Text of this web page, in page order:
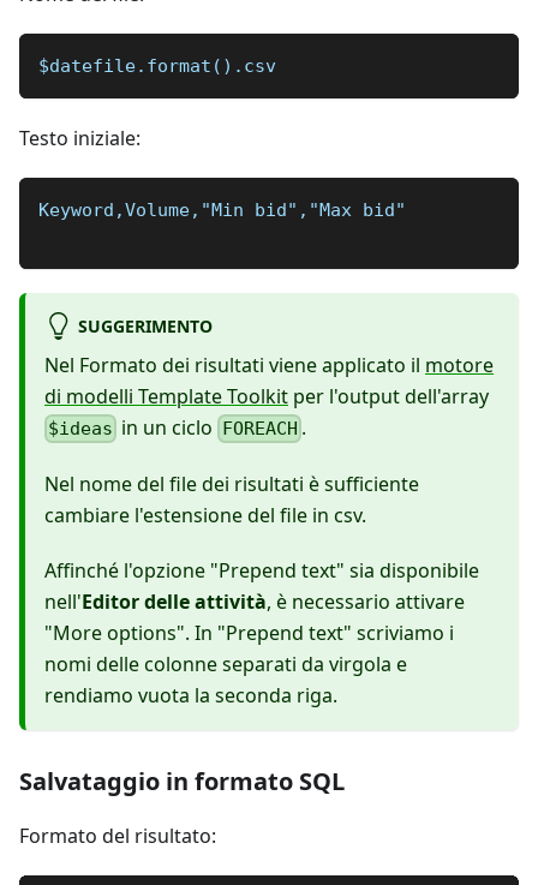
$datefile.format().csv
Testo iniziale:
Keyword,Volume,"Min bid","Max bid"
SUGGERIMENTO
Nel Formato dei risultati viene applicato il motore
di modelli Template Toolkit per l'output dell'array
$ideas in un ciclo FOREACH .
Nel nome del file dei risultati è sufficiente
cambiare l'estensione del file in csv.
Affinché l'opzione "Prepend text" sia disponibile
nell'Editor delle attività, è necessario attivare
"More options". In "Prepend text" scriviamo i
nomi delle colonne separati da virgola e
rendiamo vuota la seconda riga.
Salvataggio in formato SQL
Formato del risultato: